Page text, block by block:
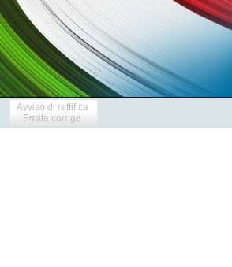
Avviso di rettifica
Errata corrige